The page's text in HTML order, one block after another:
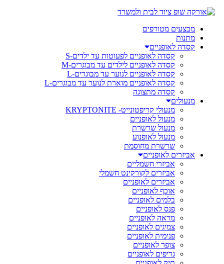
מבצעים מטורפים
מתנות
קסדה לאופניים
קסדה לאופניים לפעוטות עד ילדים-S
קסדה לאופניים לילדים עד מבוגרים-M
קסדה לאופניים לנוער עד מבוגרים-L
קסדה לאופניים מוארת לנוער עד מבוגרים-L
קסדה מתצוגה
מנעולים
מנעולי קריפטונייט- KRYPTONITE
מנעול לאופניים
מנעול שרשרת
מנעול לאופנוע
שרשרת מחוסמת
אביזרים לאופניים
אביזרי חשמליים
אביזרים לקורקינט חשמלי
אביזרים לאופניים
אוכף לאופניים
בלמים לאופניים
פנס לאופניים
מראה לאופניים
צמיגים לאופניים
פנימית לאופניים
צופר לאופניים
גריפים לאופניים